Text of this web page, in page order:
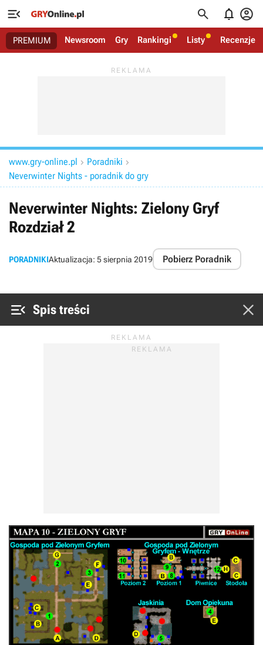
   
PREMIUM Newsroom Gry Rankingi Listy Recenzje
www.gry-online.pl  Poradniki 
Neverwinter Nights - poradnik do gry
Neverwinter Nights: Zielony Gryf
Rozdział 2
PORADNIKIAktualizacja: 5 sierpnia 2019 Pobierz Poradnik
 Spis treści 